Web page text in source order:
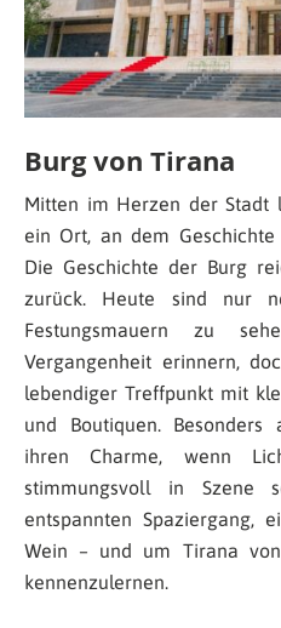
Burg von Tirana
Mitten im Herzen der Stadt
ein Ort, an dem
Die Geschichte der Burg
zurück. Heute sind nur
Festungsmauern zu
Vergangenheit erinnern,
lebendiger Treffpunkt mit
und Boutiquen.
ihren Charme, wenn
stimmungsvoll in Szene
entspannten Spaziergang,
Wein – und um Tirana
kennenzulernen.